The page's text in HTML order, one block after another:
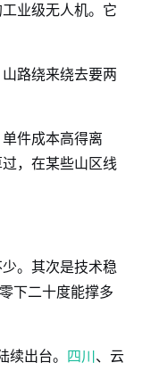
业级无人机。它
路绕来绕去要两
件成本高得离
，在某些山区线
。其次是技术稳
下二十度能撑多
出台。 四川、云